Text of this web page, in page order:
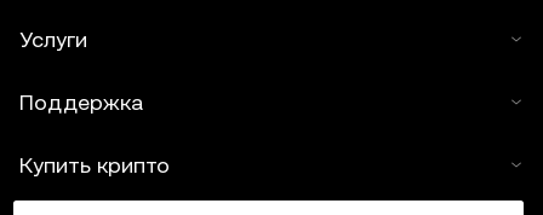
Услуги
Поддержка
Купить крипто